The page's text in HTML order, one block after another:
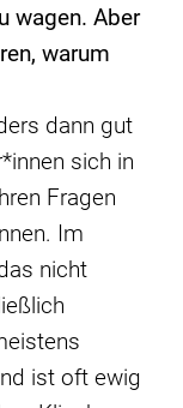
wagen. Aber
warum
dann gut
sich in
Fragen
Im
nicht
ist oft ewig